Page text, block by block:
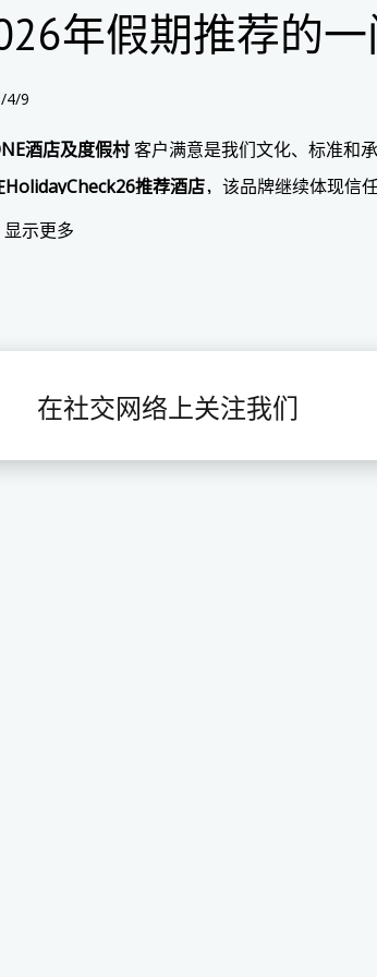
年假期推荐的
4/9
酒店及度假村客户满意是我们文化、标准和承
HolidayCheck26推荐酒店，该品牌继续体现信
年，集团的某些地址所获得的区别进一步加
显示更多
在社交网络上关注我们